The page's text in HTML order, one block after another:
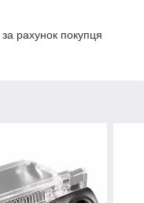
рахунок покупця